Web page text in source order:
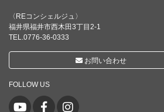
〈REコンシェルジュ〉
福井県福井市西木田3丁目2-1
TEL.0776-36-0333
お問い合わせ
FOLLOW US